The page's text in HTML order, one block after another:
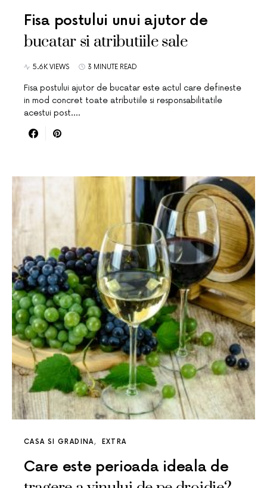
Fisa postului unui ajutor de
bucatar si atributiile sale
5.6K VIEWS 3 MINUTE READ
Fisa postului ajutor de bucatar este actul care defineste
in mod concret toate atributiile si responsabilitatile
acestui post.…
CASA SI GRADINA EXTRA
Care este perioada ideala de